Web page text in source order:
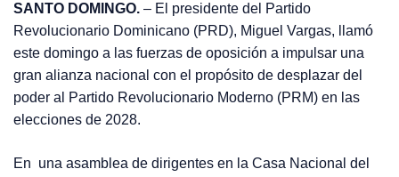
SANTO DOMINGO. – El presidente del Partido
Revolucionario Dominicano (PRD), Miguel Vargas, llamó
este domingo a las fuerzas de oposición a impulsar una
gran alianza nacional con el propósito de desplazar del
poder al Partido Revolucionario Moderno (PRM) en las
elecciones de 2028.
En una asamblea de dirigentes en la Casa Nacional del